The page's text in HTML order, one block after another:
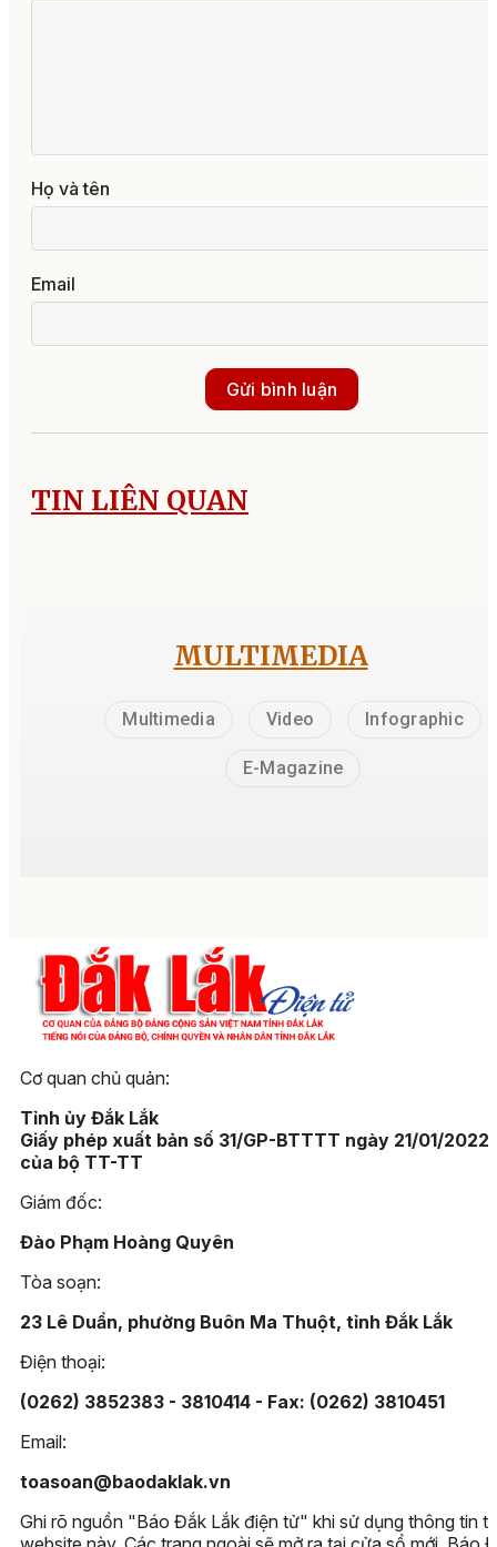
Họ và tên
Email
Gửi bình luận
TIN LIÊN QUAN
MULTIMEDIA
Multimedia Video Infographic
E-Magazine
Cơ quan chủ quản:
Tỉnh ủy Đắk Lắk
Giấy phép xuất bản số 31/GP-BTTTT ngày 21/01/2022
của bộ TT-TT
Giám đốc:
Đào Phạm Hoàng Quyên
Tòa soạn:
23 Lê Duẩn, phường Buôn Ma Thuột, tỉnh Đắk Lắk
Điện thoại:
(0262) 3852383 - 3810414 - Fax: (0262) 3810451
Email:
toasoan@baodaklak.vn
Ghi rõ nguồn "Báo Đắk Lắk điện tử" khi sử dụng thông tin